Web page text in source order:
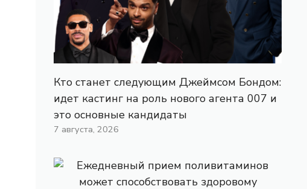
Кто станет следующим Джеймсом Бондом:
идет кастинг на роль нового агента 007 и
это основные кандидаты
7 августа, 2026